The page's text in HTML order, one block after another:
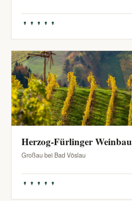
Herzog-Fürlinger Weinbau
Großau bei Bad Vöslau